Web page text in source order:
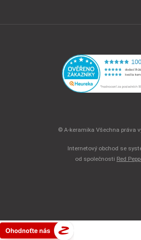
© A-keramika Všechna práva
Internetový obchod se
od společnosti Red